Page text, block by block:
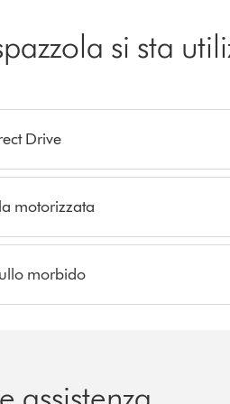
si sta
Drive
motorizzata
morbido